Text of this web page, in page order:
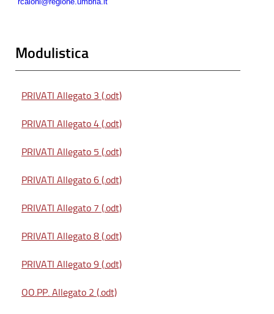
Modulistica
PRIVATI Allegato 3 (.odt)
PRIVATI Allegato 4 (.odt)
PRIVATI Allegato 5 (.odt)
PRIVATI Allegato 6 (.odt)
PRIVATI Allegato 7 (.odt)
PRIVATI Allegato 8 (.odt)
PRIVATI Allegato 9 (.odt)
OO.PP. Allegato 2 (.odt)